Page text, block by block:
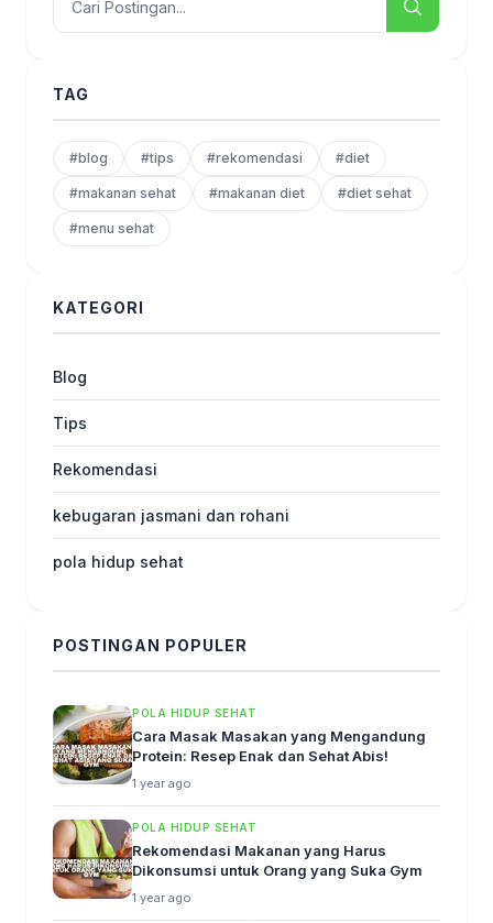
TAG
#blog #tips #rekomendasi #diet
#makanan sehat #makanan diet #diet sehat
#menu sehat
KATEGORI
Blog
Tips
Rekomendasi
kebugaran jasmani dan rohani
pola hidup sehat
POSTINGAN POPULER
POLA HIDUP SEHAT
Cara Masak Masakan yang Mengandung
Protein: Resep Enak dan Sehat Abis!
1 year ago
POLA HIDUP SEHAT
Rekomendasi Makanan yang Harus
Dikonsumsi untuk Orang yang Suka Gym
1 year ago